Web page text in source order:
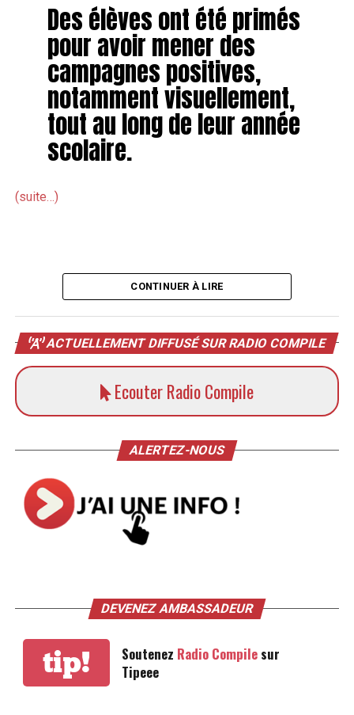
Des élèves ont été primés
pour avoir mener des
campagnes positives,
notamment visuellement,
tout au long de leur année
scolaire.
(suite…)
CONTINUER À LIRE
ACTUELLEMENT DIFFUSÉ SUR RADIO COMPILE
Ecouter Radio Compile
ALERTEZ-NOUS
DEVENEZ AMBASSADEUR
tip! Soutenez Radio Compilesur
Tipeee